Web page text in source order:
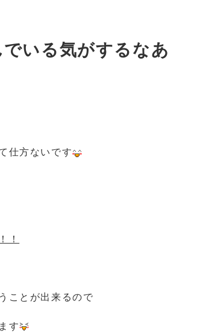
いる気がするなあ
仕方ないです
！
ことが出来るので
す